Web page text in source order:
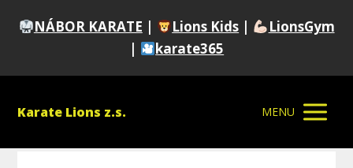
NÁBOR KARATE | Lions Kids |
LionsGym
|
karate365
Karate Lions z.s. MENU